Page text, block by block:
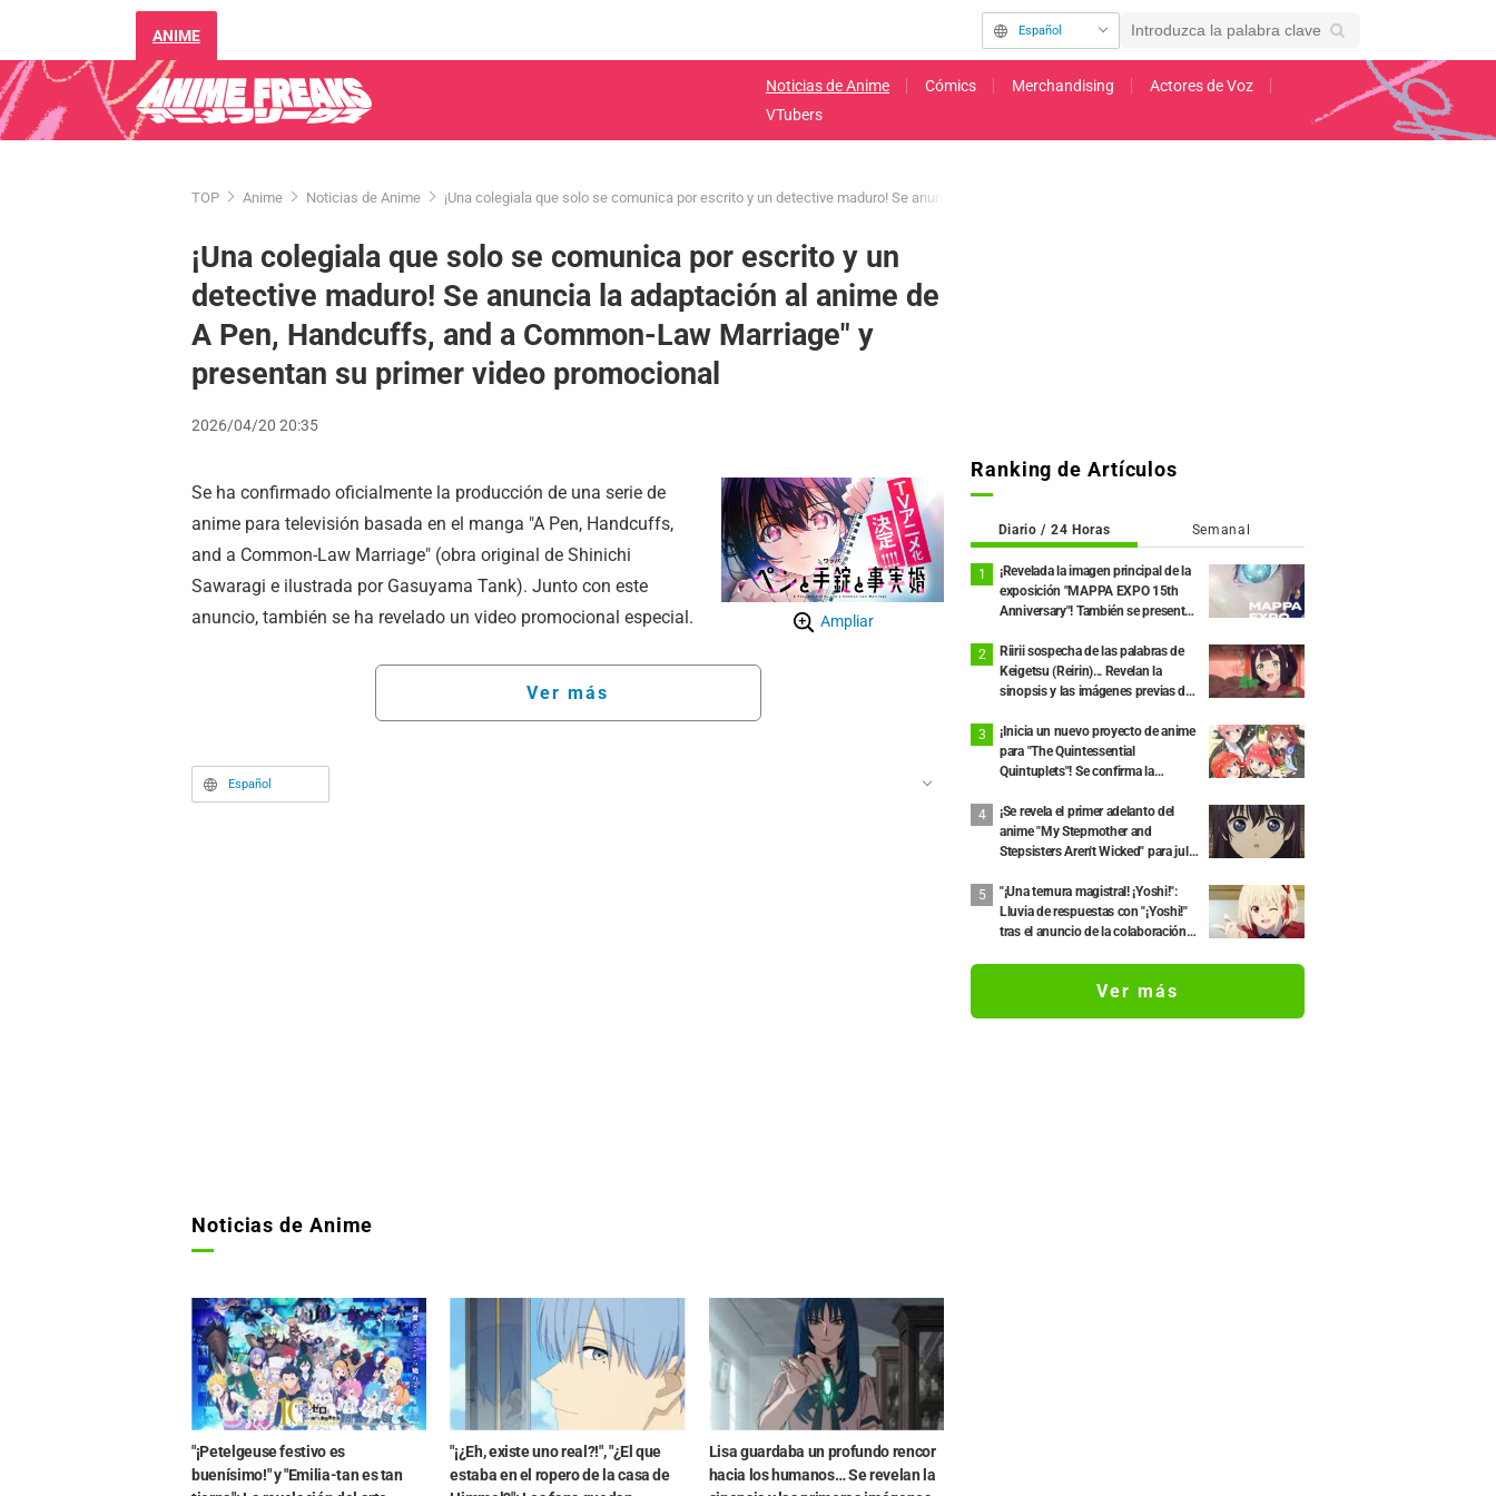
ANIME Español
Noticias de Anime Cómics Merchandising
Actores de Voz
VTubers
TOP Anime Noticias de Anime ¡Una colegiala que solo se comunica por escrito y un detective maduro! Se anuncia la adaptación al anime de A Pen, Handcuffs, and a Common-Law Marriage" y
¡Una colegiala que solo se comunica por escrito y un
detective maduro! Se anuncia la adaptación al anime de
A Pen, Handcuffs, and a Common-Law Marriage" y
presentan su primer video promocional
2026/04/20 20:35
Ampliar
Se ha confirmado oficialmente la producción de una serie de
anime para televisión basada en el manga "A Pen, Handcuffs,
and a Common-Law Marriage" (obra original de Shinichi
Sawaragi e ilustrada por Gasuyama Tank). Junto con este
anuncio, también se ha revelado un video promocional especial.
Ver más
Español
Noticias de Anime
"¡Petelgeuse festivo es
buenísimo!" y "Emilia-tan es tan
"¡¿Eh, existe uno real?!", "¿El que
estaba en el ropero de la casa de
Lisa guardaba un profundo rencor
hacia los humanos… Se revelan la
Ranking de Artículos
Diario / 24 Horas Semanal
¡Revelada la imagen principal de la
exposición "MAPPA EXPO 15th
Anniversary"! También se presentan
Kaisen", "Chainsaw Man" y "Ataque
a los Titanes"
Riirii sospecha de las palabras de
Keigetsu (Reirin)... Revelan la
sinopsis y las imágenes previas del
Inept Villainess
¡Inicia un nuevo proyecto de anime
para "The Quintessential
Quintuplets"! Se confirma la
"Shunka Shuuto" y la producción de
una nueva OVA.
¡Se revela el primer adelanto del
anime "My Stepmother and
Stepsisters Aren't Wicked" para julio
disponibles
"¡Una ternura magistral! ¡Yoshi!":
Lluvia de respuestas con "¡Yoshi!"
tras el anuncio de la colaboración
Ver más